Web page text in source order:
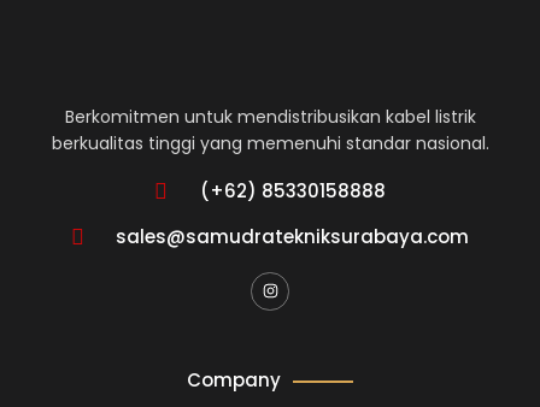
Berkomitmen untuk mendistribusikan kabel listrik
berkualitas tinggi yang memenuhi standar nasional.
(+62) 85330158888
sales@samudratekniksurabaya.com
Company